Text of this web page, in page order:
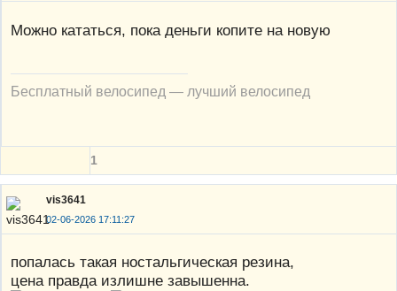
Можно кататься, пока деньги копите на новую
Бесплатный велосипед — лучший велосипед
1
vis3641
02-06-2026 17:11:27
попалась такая ностальгическая резина,
цена правда излишне завышенна.